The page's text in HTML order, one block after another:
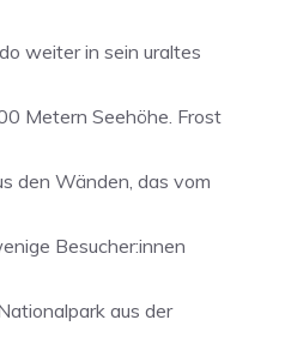
weiter in sein uraltes
Metern Seehöhe. Frost
den Wänden, das vom
Besucher:innen
aus der